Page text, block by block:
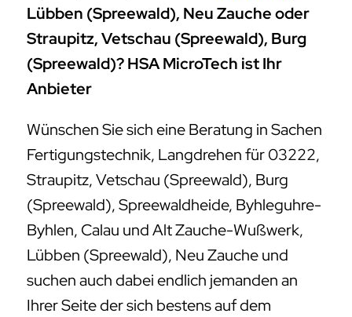
Lübben (Spreewald), Neu Zauche oder
Straupitz, Vetschau (Spreewald), Burg
(Spreewald)? HSA MicroTech ist Ihr
Anbieter
Wünschen Sie sich eine Beratung in Sachen
Fertigungstechnik, Langdrehen für 03222,
Straupitz, Vetschau (Spreewald), Burg
(Spreewald), Spreewaldheide, Byhleguhre-
Byhlen, Calau und Alt Zauche-Wußwerk,
Lübben (Spreewald), Neu Zauche und
suchen auch dabei endlich jemanden an
Ihrer Seite der sich bestens auf dem